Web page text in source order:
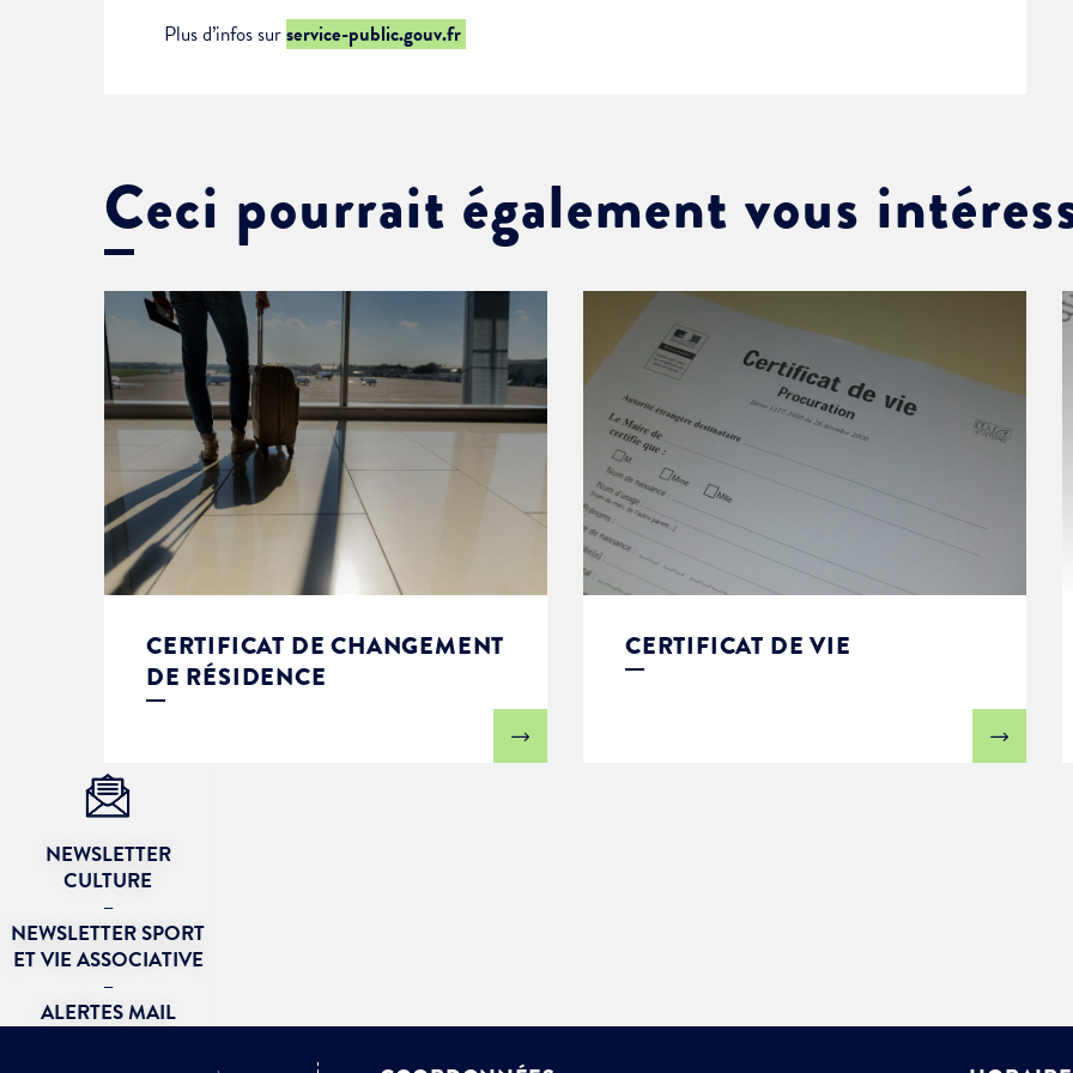
Plus d’infos surservice-public.gouv.fr
Ceci pourrait également vous
CERTIFICAT DE CHANGEMENT
DE RÉSIDENCE
CERTIFICAT DE VIE
NEWSLETTER
CULTURE
–
NEWSLETTER SPORT
ET VIE ASSOCIATIVE
–
ALERTES MAIL